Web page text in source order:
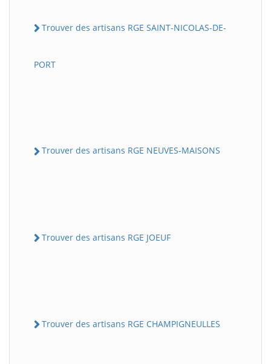
Trouver des artisans RGE SAINT-NICOLAS-DE-
PORT
Trouver des artisans RGE NEUVES-MAISONS
Trouver des artisans RGE JOEUF
Trouver des artisans RGE CHAMPIGNEULLES